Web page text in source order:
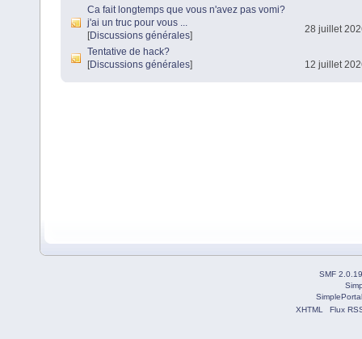
Ca fait longtemps que vous n'avez pas vomi?
j'ai un truc pour vous ...
[Discussions générales]
28 juillet
Tentative de hack?
[Discussions générales] 12 juillet
SMF 2.0.19
XHTML
Flux